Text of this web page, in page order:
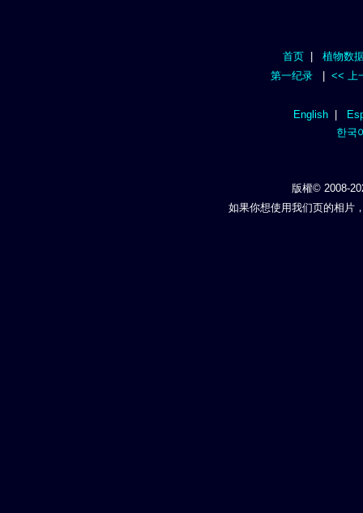
首页
植物数
第一纪录| << 上
English|
한국
版權© 2008-
如果你想使用我们页的相片